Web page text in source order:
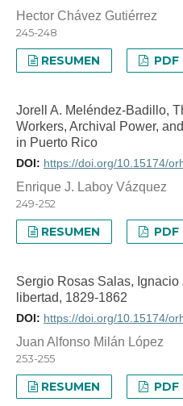
Hector Chávez Gutiérrez
245-248
RESUMEN PDF
Jorell A. Meléndez-Badillo,
Workers, Archival Power,
in Puerto Rico
DOI: https://doi.org/10.15174/
Enrique J. Laboy Vázquez
249-252
RESUMEN PDF
Sergio Rosas Salas,
libertad, 1829-1862
DOI: https://doi.org/10.15174/
Juan Alfonso Milán López
253-255
RESUMEN PDF